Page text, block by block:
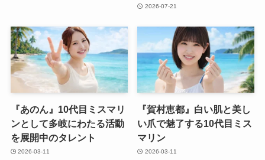
2026-07-21
『あのん』10代目ミスマリ
ンとして多岐にわたる活動
を展開中のタレント
2026-03-11
『賀村恵都』白い肌と美し
い爪で魅了する10代目ミス
マリン
2026-03-11